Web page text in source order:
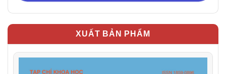
XUẤT BẢN PHẨM